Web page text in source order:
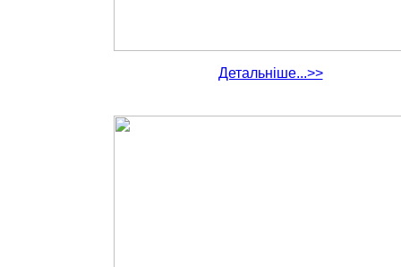
Детальніше...>>